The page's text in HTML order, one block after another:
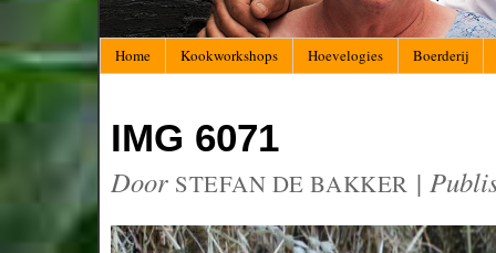
Home Kookworkshops Hoevelogies Boerderij
IMG 6071
Door STEFAN DE BAKKER |